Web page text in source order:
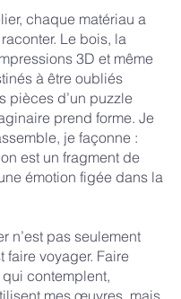
chaque matériau a
Le bois, la
3D et même
à être oubliés
pièces d’un puzzle
prend forme. Je
je façonne :
est un fragment de
émotion figée dans la
n’est pas seulement
faire voyager. Faire
contemplent,
mes œuvres, mais